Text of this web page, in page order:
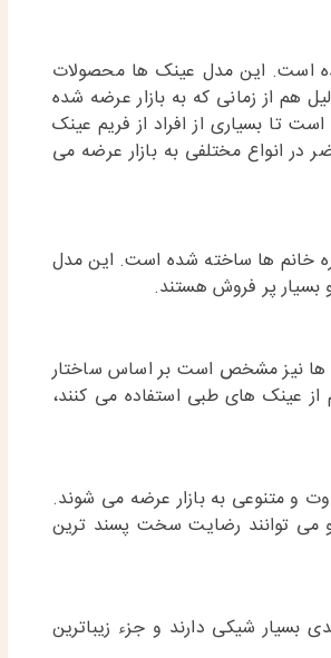
است. این مدل عینک ها محصولات
هم از زمانی که به بازار عرضه شده
تا بسیاری از افراد از فریم عینک
در انواع مختلفی به بازار عرضه می
خانم ها ساخته شده است. این مدل
بسیار پر فروش هستند.
ها نیز مشخص است بر اساس ساختار
از عینک های طبی استفاده می کنند،
و متنوعی به بازار عرضه می شوند.
می توانند رضایت سخت پسند ترین
شیکی دارند و جزء زیباترین